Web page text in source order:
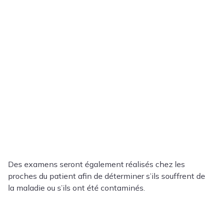
Des examens seront également réalisés chez les
proches du patient afin de déterminer s’ils souffrent de
la maladie ou s’ils ont été contaminés.